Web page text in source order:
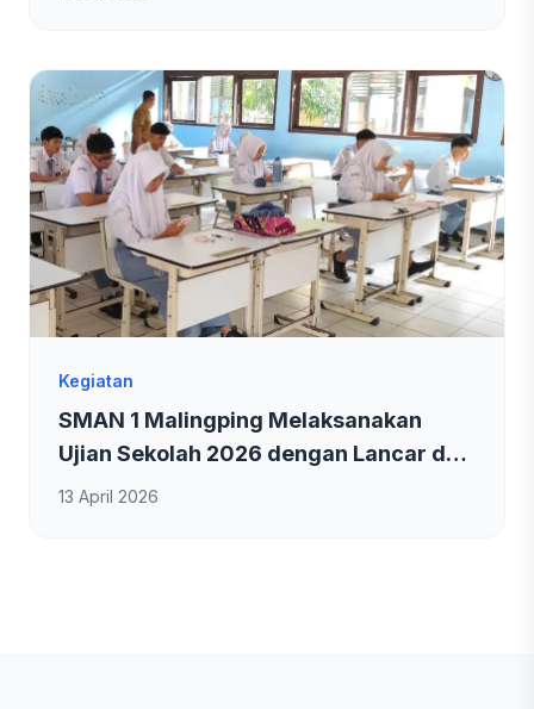
Kegiatan
SMAN 1 Malingping Melaksanakan
Ujian Sekolah 2026 dengan Lancar dan
Kondusif
13 April 2026